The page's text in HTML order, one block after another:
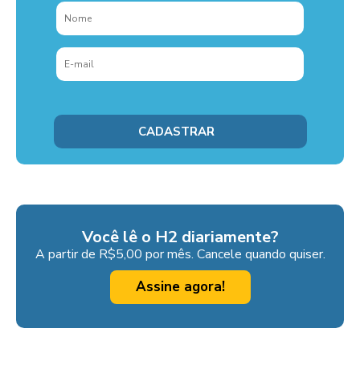
Você lê o H2 diariamente?
A partir de R$5,00 por mês. Cancele quando quiser.
Assine agora!